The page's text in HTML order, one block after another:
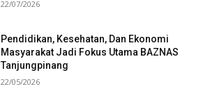
22/07/2026
Pendidikan, Kesehatan, Dan Ekonomi
Masyarakat Jadi Fokus Utama BAZNAS
Tanjungpinang
22/05/2026